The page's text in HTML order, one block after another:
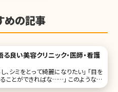
めの記事
良い美容クリニック・医師・看護
、シミをとって綺麗になりたい」 「目を
できればな……」 このような美
った時、「少しでも良くなれば……」と